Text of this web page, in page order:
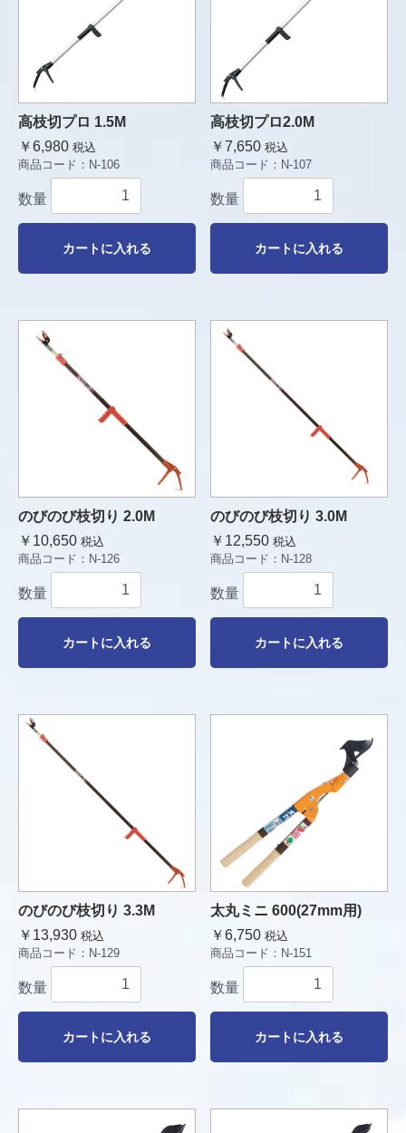
高枝切プロ 1.5M
￥6,980 税込
商品コード： N-106
数量
カートに入れる
高枝切プロ2.0M
￥7,650 税込
商品コード： N-107
数量
カートに入れる
のびのび枝切り 2.0M
￥10,650 税込
商品コード： N-126
数量
カートに入れる
のびのび枝切り 3.0M
￥12,550 税込
商品コード： N-128
数量
カートに入れる
のびのび枝切り 3.3M
￥13,930 税込
商品コード： N-129
数量
カートに入れる
太丸ミニ 600(27mm用)
￥6,750 税込
商品コード： N-151
数量
カートに入れる